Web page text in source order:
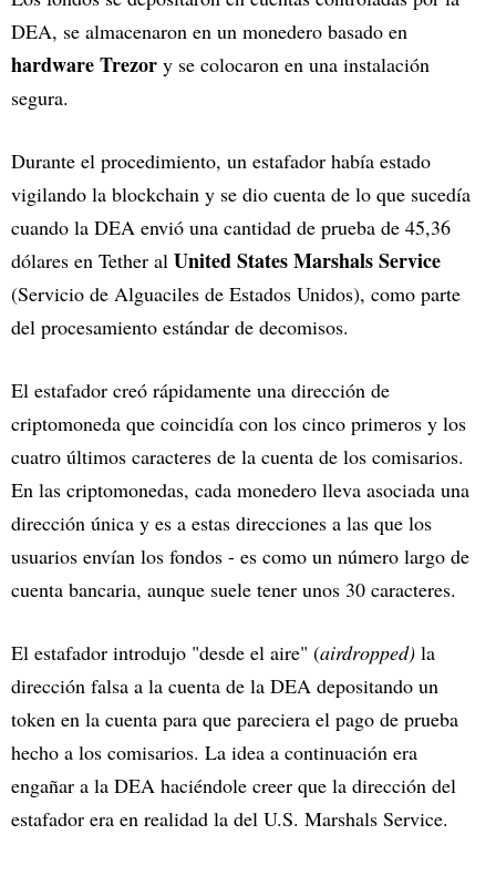
DEA, se almacenaron en un monedero basado en
hardware Trezor y se colocaron en una instalación
segura.
Durante el procedimiento, un estafador había estado
vigilando la blockchain y se dio cuenta de lo que sucedía
cuando la DEA envió una cantidad de prueba de 45,36
dólares en Tether al United States Marshals Service
(Servicio de Alguaciles de Estados Unidos), como parte
del procesamiento estándar de decomisos.
El estafador creó rápidamente una dirección de
criptomoneda que coincidía con los cinco primeros y los
cuatro últimos caracteres de la cuenta de los comisarios.
En las criptomonedas, cada monedero lleva asociada una
dirección única y es a estas direcciones a las que los
usuarios envían los fondos - es como un número largo de
cuenta bancaria, aunque suele tener unos 30 caracteres.
El estafador introdujo "desde el aire" (airdropped) la
dirección falsa a la cuenta de la DEA depositando un
token en la cuenta para que pareciera el pago de prueba
hecho a los comisarios. La idea a continuación era
engañar a la DEA haciéndole creer que la dirección del
estafador era en realidad la del U.S. Marshals Service.